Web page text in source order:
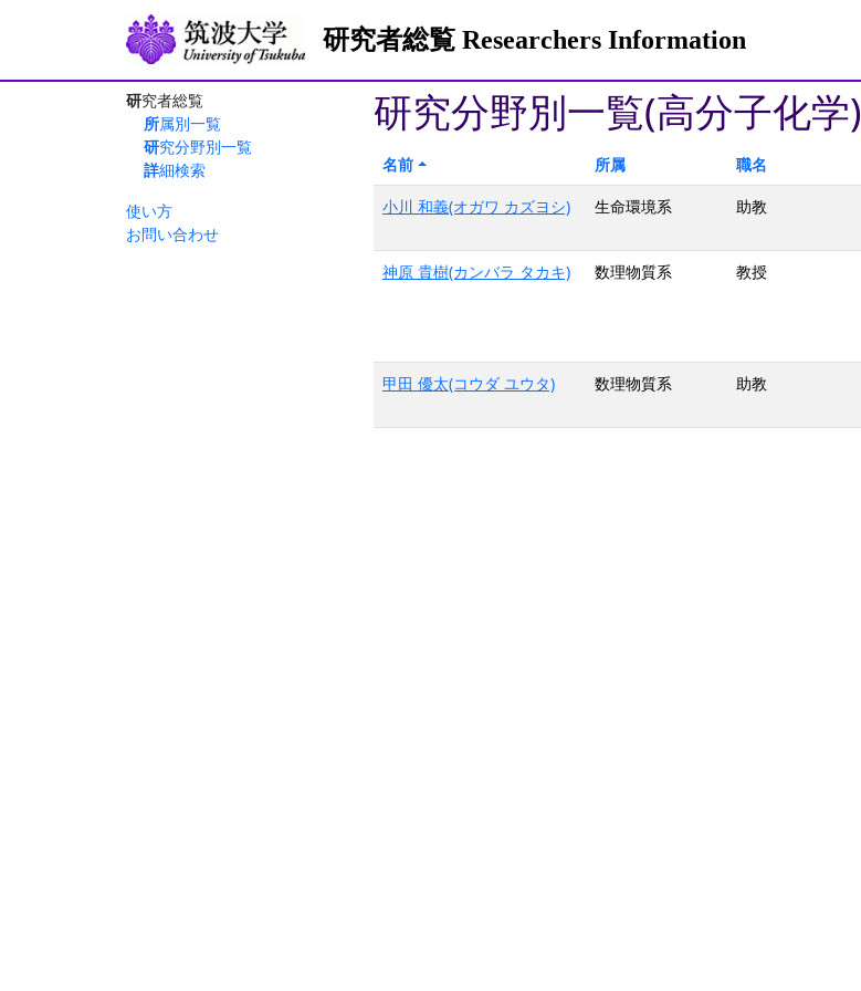
研究者総覧 Researchers Information
研究者総覧
所属別一覧
研究分野別一覧
詳細検索
使い方
お問い合わせ
研究分野別一覧(高分子化学)
名前 所属 職名
小川 和義(オガワ カズヨシ)
生命環境系 助教
神原 貴樹(カンバラ タカキ)
数理物質系 教授
甲田 優太(コウダ ユウタ)
数理物質系 助教